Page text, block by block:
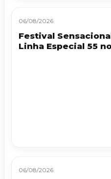
06/08/2026
Festival
Linha Especial 55
06/08/2026